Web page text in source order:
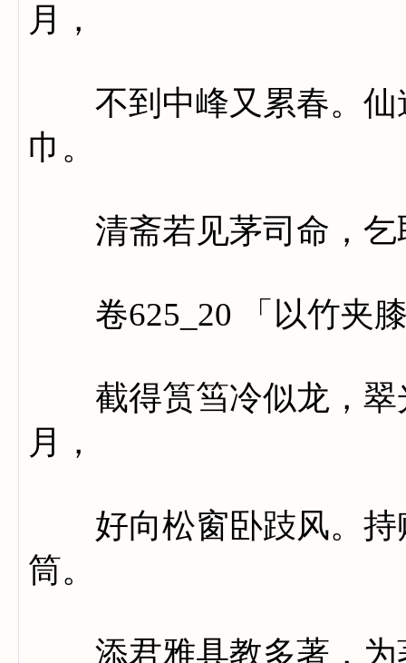
月，
不到中峰又累春。仙
巾。
清斋若见茅司命，乞
卷625_20 「以竹夹膝
截得筼筜冷似龙，翠
月，
好向松窗卧跂风。持
筒。
添君雅具教多著，为